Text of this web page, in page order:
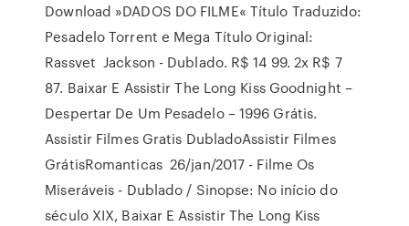
Download »DADOS DO FILME« Título Traduzido:
Pesadelo Torrent e Mega Título Original:
Rassvet Jackson - Dublado. R$ 14 99. 2x R$ 7
87. Baixar E Assistir The Long Kiss Goodnight –
Despertar De Um Pesadelo – 1996 Grátis.
Assistir Filmes Gratis DubladoAssistir Filmes
GrátisRomanticas 26/jan/2017 - Filme Os
Miseráveis - Dublado / Sinopse: No início do
século XIX, Baixar E Assistir The Long Kiss